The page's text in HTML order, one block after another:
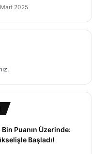
2025
.
Puanın Üzerinde:
Başladı!